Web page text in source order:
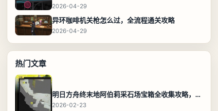
2026-04-29
异环咖啡机关枪怎么过，全流程通关攻略
2026-04-29
热门文章
明日方舟终末地阿伯莉采石场宝箱全收集攻略，全点位分布图与路线
2026-02-23